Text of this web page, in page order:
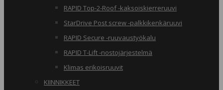
RAPID Top-2-Roof -kaksoiskierreruuvi
StarDrive Post screw -palkkikenkäruuvi
RAPID Secure -ruuvaustyökalu
RAPID T-Lift -nostojärjestelmä
Klimas erikoisruuvit
KIINNIKKEET